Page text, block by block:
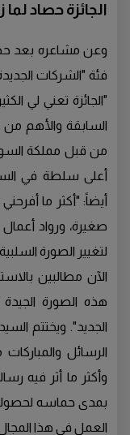
الجائزة حصاد لما
فئة "الشركات
"الجائزة تعني لي
السابقة والأهم من
من قبل مملكة
أعلى سلطة في
أيضاً: "أكثر ما
صغيرة، ورواد
لتغيير الصورة
الآن مطالبين
هذه الصورة
الجديد". ويختتم
الرسائل
وأكثر ما أثر فيه
بمدى حماسه لحصوله
العمل في هذا